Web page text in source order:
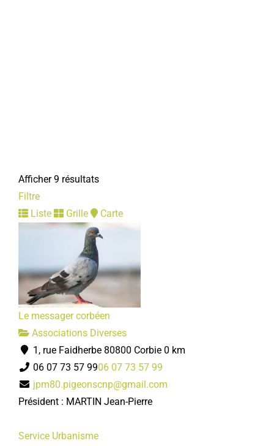
03 22 96 43 8603 22 96 43 86
accueil.daes@mairie-corbie.fr
Mairie
Structure d'accueil de jeunes enfants Les Corbisous
Services municipaux
10, parking de l'Enclos 80800 Corbie
03 22 96 43 9803 22 96 43 98
lescorbisous@mairie-corbie.fr
Mairie
Relais Assistants Maternels
Services municipaux
10, parking de l'Enclos 80800 Corbie
ram@mairie-corbie.fr
Afficher 9 résultats
Filtre
Liste
Grille Carte
Le messager corbéen
Associations Diverses
1, rue Faidherbe 80800 Corbie 0 km
06 07 73 57 9906 07 73 57 99
jpm80.pigeonscnp@gmail.com
Président : MARTIN Jean-Pierre
Service Urbanisme